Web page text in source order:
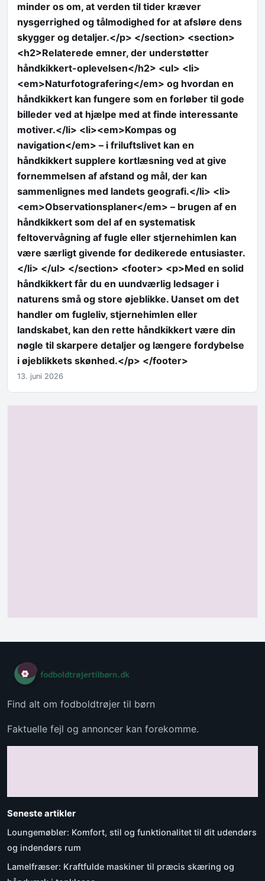
minder os om, at verden til tider kræver
nysgerrighed og tålmodighed for at afsløre dens
skygger og detaljer.</p> </section> <section>
<h2>Relaterede emner, der understøtter
håndkikkert-oplevelsen</h2> <ul> <li>
<em>Naturfotografering</em> og hvordan en
håndkikkert kan fungere som en forløber til gode
billeder ved at hjælpe med at finde interessante
motiver.</li> <li><em>Kompas og
navigation</em> – i friluftslivet kan en
håndkikkert supplere kortlæsning ved at give
fornemmelsen af afstand og mål, der kan
sammenlignes med landets geografi.</li> <li>
<em>Observationsplaner</em> – brugen af en
håndkikkert som del af en systematisk
feltovervågning af fugle eller stjernehimlen kan
være særligt givende for dedikerede entusiaster.
</li> </ul> </section> <footer> <p>Med en solid
håndkikkert får du en uundværlig ledsager i
naturens små og store øjeblikke. Uanset om det
handler om fugleliv, stjernehimlen eller
landskabet, kan den rette håndkikkert være din
nøgle til skarpere detaljer og længere fordybelse
i øjeblikkets skønhed.</p> </footer>
13. juni 2026
Find alt om fodboldtrøjer til børn
Faktuelle fejl og annoncer kan forekomme.
Seneste artikler
Loungemøbler: Komfort, stil og funktionalitet til dit udendørs
og indendørs rum
Lamelfræser: Kraftfulde maskiner til præcis skæring og